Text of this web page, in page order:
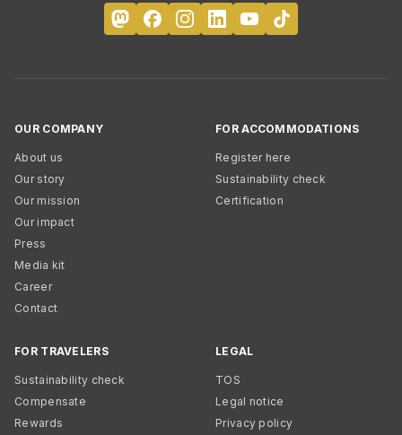
OUR COMPANY
About us
Our story
Our mission
Our impact
Press
Media kit
Career
Contact
FOR ACCOMMODATIONS
Register here
Sustainability check
Certification
FOR TRAVELERS
Sustainability check
Compensate
Rewards
LEGAL
TOS
Legal notice
Privacy policy